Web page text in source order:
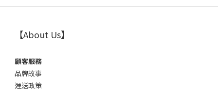
【About Us】
顧客服務
品牌故事
運送政策